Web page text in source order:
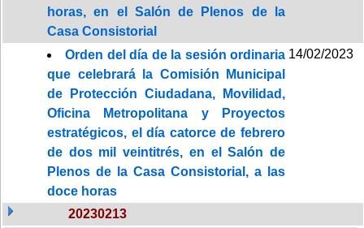
horas, en el Salón de Plenos de la
Casa Consistorial
Orden del día de la sesión ordinaria
que celebrará la Comisión Municipal
de Protección Ciudadana, Movilidad,
Oficina Metropolitana y Proyectos
estratégicos, el día catorce de febrero
de dos mil veintitrés, en el Salón de
Plenos de la Casa Consistorial, a las
doce horas
14/02/2023
20230213